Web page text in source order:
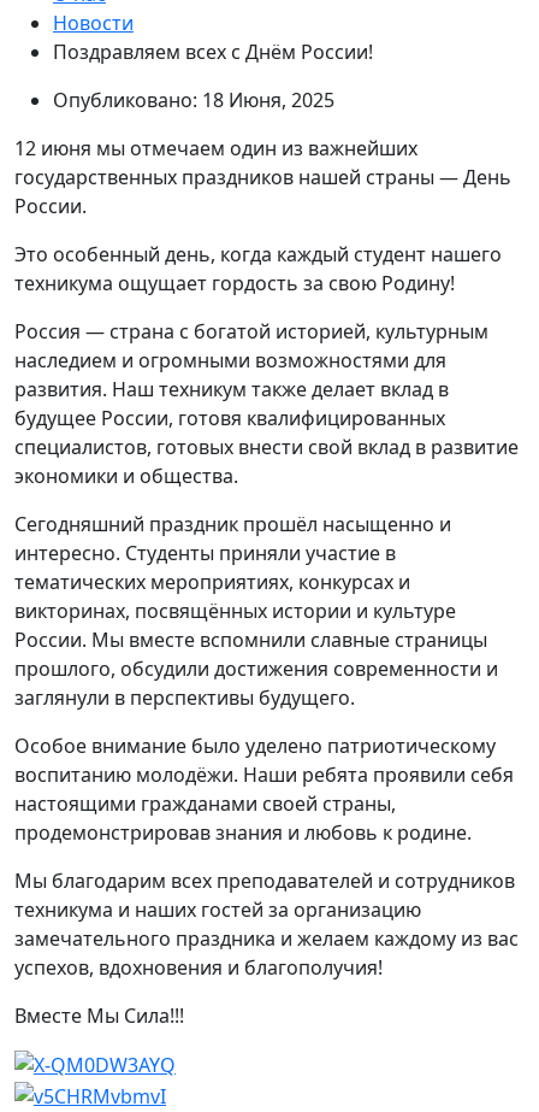
Новости
Поздравляем всех с Днём России!
Опубликовано: 18 Июня, 2025
12 июня мы отмечаем один из важнейших
государственных праздников нашей страны — День
России.
Это особенный день, когда каждый студент нашего
техникума ощущает гордость за свою Родину!
Россия — страна с богатой историей, культурным
наследием и огромными возможностями для
развития. Наш техникум также делает вклад в
будущее России, готовя квалифицированных
специалистов, готовых внести свой вклад в развитие
экономики и общества.
Сегодняшний праздник прошёл насыщенно и
интересно. Студенты приняли участие в
тематических мероприятиях, конкурсах и
викторинах, посвящённых истории и культуре
России. Мы вместе вспомнили славные страницы
прошлого, обсудили достижения современности и
заглянули в перспективы будущего.
Особое внимание было уделено патриотическому
воспитанию молодёжи. Наши ребята проявили себя
настоящими гражданами своей страны,
продемонстрировав знания и любовь к родине.
Мы благодарим всех преподавателей и сотрудников
техникума и наших гостей за организацию
замечательного праздника и желаем каждому из вас
успехов, вдохновения и благополучия!
Вместе Мы Сила!!!